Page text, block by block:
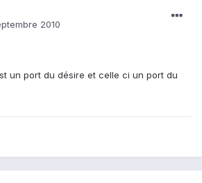
2010
un port du désire et celle ci un port du